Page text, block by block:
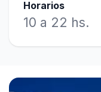
Horarios
10 a 22 hs.